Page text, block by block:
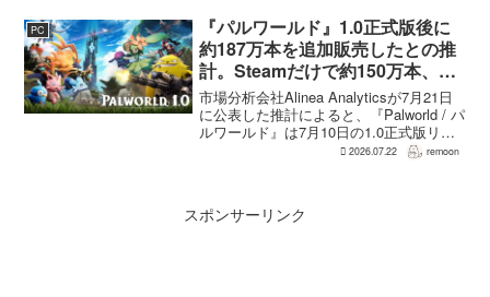
不自然な箇所は「人為的ミス」によるも
のだと...
PC
『パルワールド』1.0正式版後に
約187万本を追加販売したとの推
計。Steamだけで約150万本、累
計3050万本規模
市場分析会社Alinea Analyticsが7月21日
に公表した推計によると、『Palworld / パ
ルワールド』は7月10日の1.0正式版リリ
ース後、Steamで約150万本、PS5で約30
2026.07.22 remoon
スポンサーリンク